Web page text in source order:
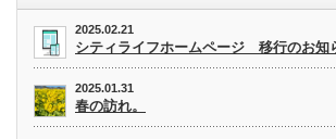
2025.02.21
シティライフホームページ 移行のお知
2025.01.31
春の訪れ。